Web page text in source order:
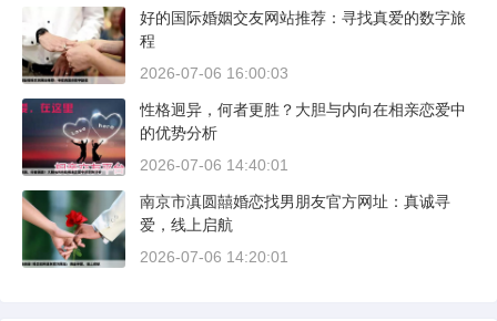
好的国际婚姻交友网站推荐：寻找真爱的数字旅
程
2026-07-06 16:00:03
性格迥异，何者更胜？大胆与内向在相亲恋爱中
的优势分析
2026-07-06 14:40:01
南京市滇圆囍婚恋找男朋友官方网址：真诚寻
爱，线上启航
2026-07-06 14:20:01